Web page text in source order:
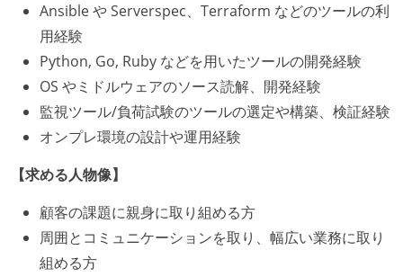
Ansible や Serverspec、Terraform などのツールの利
用経験
Python, Go, Ruby などを用いたツールの開発経験
OS やミドルウェアのソース読解、開発経験
監視ツール/負荷試験のツールの選定や構築、検証経験
オンプレ環境の設計や運用経験
【求める人物像】
顧客の課題に親身に取り組める方
周囲とコミュニケーションを取り、幅広い業務に取り
組める方